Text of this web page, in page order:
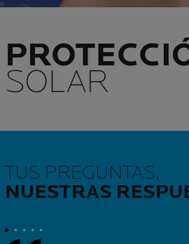
SOLAR
TUS PREGUNTAS,
NUESTRAS